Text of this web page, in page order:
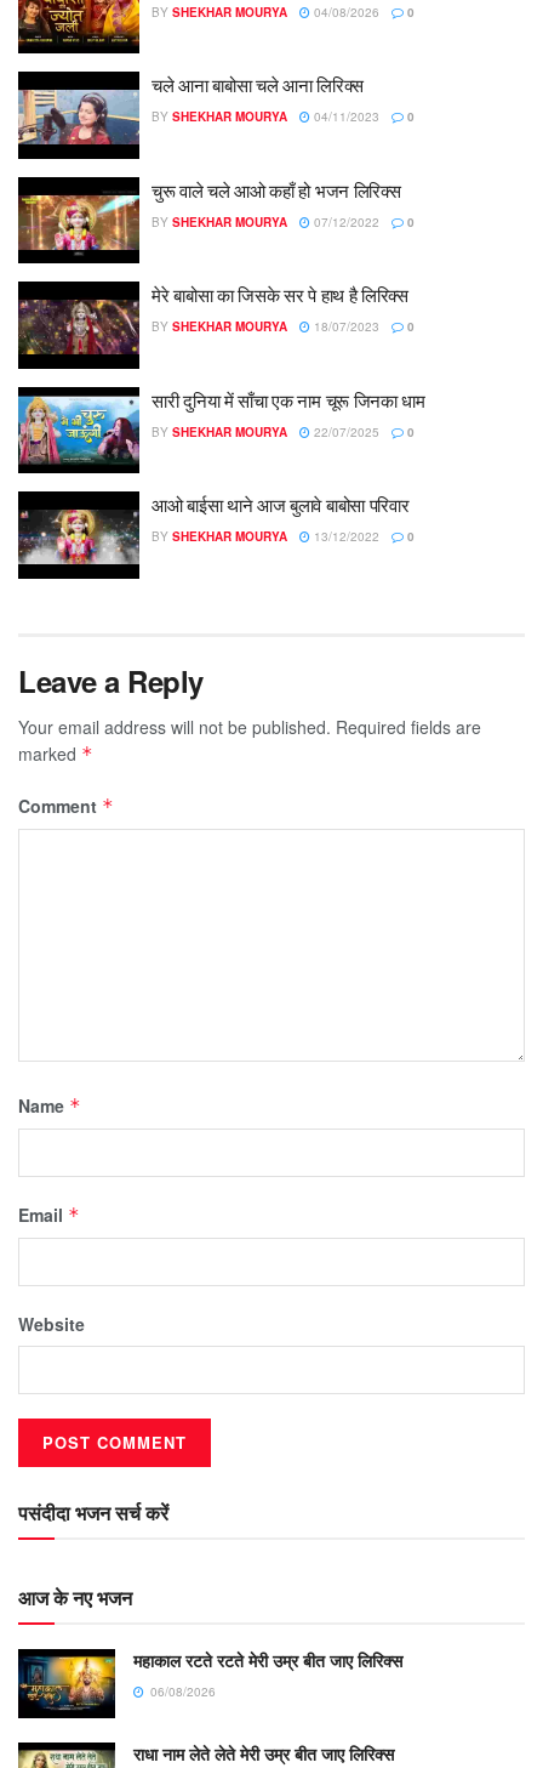
BY SHEKHAR MOURYA 04/08/2026 0
चले आना बाबोसा चले आना लिरिक्स
BY SHEKHAR MOURYA 04/11/2023 0
चुरू वाले चले आओ कहाँ हो भजन लिरिक्स
BY SHEKHAR MOURYA 07/12/2022 0
मेरे बाबोसा का जिसके सर पे हाथ है लिरिक्स
BY SHEKHAR MOURYA 18/07/2023 0
सारी दुनिया में साँचा एक नाम चूरू जिनका धाम
BY SHEKHAR MOURYA 22/07/2025 0
आओ बाईसा थाने आज बुलावे बाबोसा परिवार
BY SHEKHAR MOURYA 13/12/2022 0
Leave a Reply
Your email address will not be published. Required fields are
marked *
Comment *
Name *
Email *
Website
पसंदीदा भजन सर्च करें
आज के नए भजन
महाकाल रटते रटते मेरी उम्र बीत जाए लिरिक्स
06/08/2026
राधा नाम लेते लेते मेरी उम्र बीत जाए लिरिक्स